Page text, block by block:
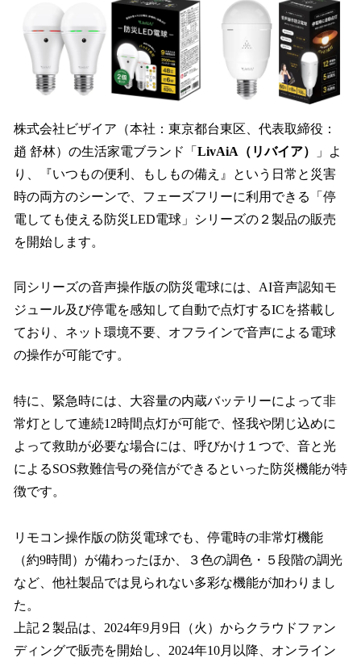
読
み
込
み
で
株式会社ビザイア（本社：東京都台東区、代表取締役：
趙 舒林）の生活家電ブランド「 LivAiA（リバイア）
」よ
り、『いつもの便利、もしもの備え』という日常と災害
時の両方のシーンで、フェーズフリーに利用できる「停
電しても使える防災LED電球」シリーズの２製品の販売
を開始します。
同シリーズの音声操作版の防災電球には、AI音声認知モ
ジュール及び停電を感知して自動で点灯するICを搭載し
ており、ネット環境不要、オフラインで音声による電球
の操作が可能です。
特に、緊急時には、大容量の内蔵バッテリーによって非
常灯として連続12時間点灯が可能で、怪我や閉じ込めに
よって救助が必要な場合には、呼びかけ１つで、音と光
によるSOS救難信号の発信ができるといった防災機能が特
徴です。
リモコン操作版の防災電球でも、停電時の非常灯機能
（約9時間）が備わったほか、３色の調色・５段階の調光
など、他社製品では見られない多彩な機能が加わりまし
た。
上記２製品は、2024年9月9日（火）からクラウドファン
ディングで販売を開始し、2024年10月以降、オンライン